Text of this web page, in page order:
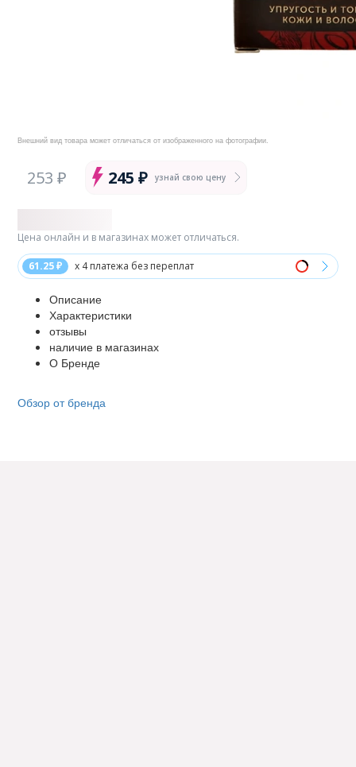
Внешний вид товара может отличаться от изображенного на фотографии.
253 ₽ 245 ₽ узнай свою цену
61.25 ₽ x 4 платежа без переплат
Цена онлайн и в магазинах может отличаться.
Описание
Характеристики
отзывы
наличие в магазинах
О Бренде
Обзор от бренда